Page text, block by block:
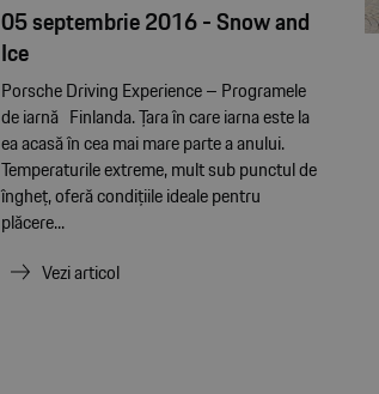
05 septembrie 2016 - Snow and
Ice
Porsche Driving Experience – Programele
de iarnă Finlanda. Țara în care iarna este la
ea acasă în cea mai mare parte a anului.
Temperaturile extreme, mult sub punctul de
îngheţ, oferă condiţiile ideale pentru
plăcere...
Vezi articol